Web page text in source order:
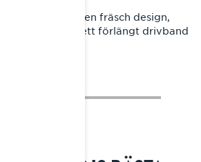
fick Rave RE en fräsch design,
och ett förlängt drivband